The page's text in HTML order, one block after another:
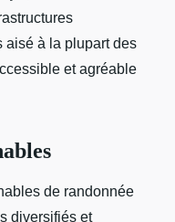
aisé à la plupart des
et agréable
de randonnée
diversifiés et